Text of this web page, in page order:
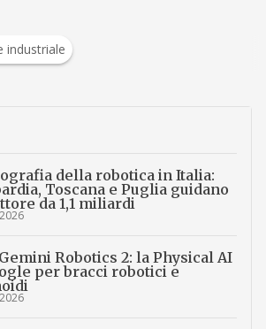
industriale
della robotica in Italia:
Toscana e Puglia guidano
da 1,1 miliardi
Robotics 2: la Physical AI
per bracci robotici e